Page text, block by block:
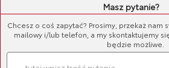
Części (1086)
Masz pytanie?
Chcesz o coś zapytać? Prosimy, przekaż nam
mailowy i/lub telefon, a my skontaktujemy
będzie możliwe.